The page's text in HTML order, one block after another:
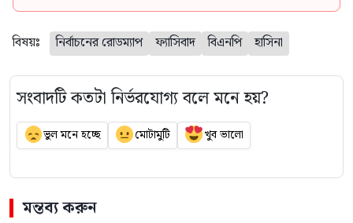
বিষয়ঃ নির্বাচনের রোডম্যাপ ফ্যাসিবাদ বিএনপি হাসিনা
সংবাদটি কতটা নির্ভরযোগ্য বলে মনে হয়?
ভুল মনে হচ্ছে মোটামুটি খুব ভালো
মন্তব্য করুন